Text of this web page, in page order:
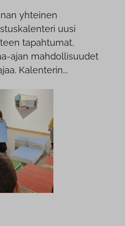
yhteinen
uusi
tapahtumat,
ajan mahdollisuudet
Kalenterin...